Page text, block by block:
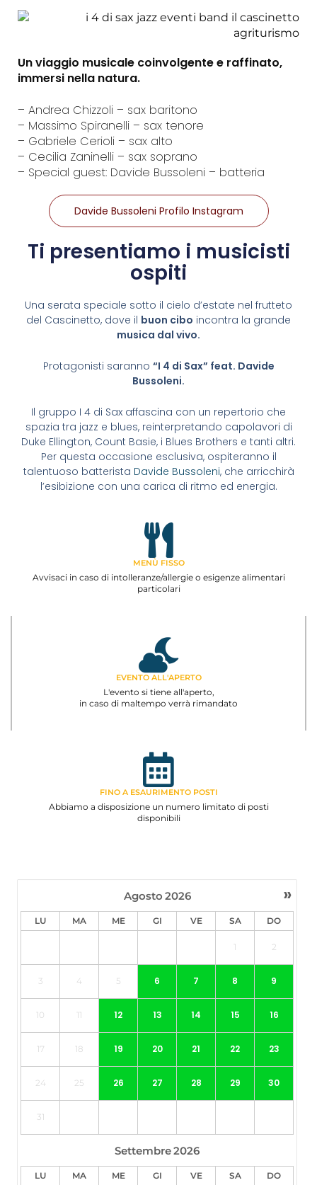
Un viaggio musicale coinvolgente e raffinato,
immersi nella natura.
– Andrea Chizzoli – sax baritono
– Massimo Spiranelli – sax tenore
– Gabriele Cerioli – sax alto
– Cecilia Zaninelli – sax soprano
– Special guest: Davide Bussoleni – batteria
Davide Bussoleni Profilo Instagram
Ti presentiamo i musicisti
ospiti
Una serata speciale sotto il cielo d’estate nel frutteto
del Cascinetto, dove il buon cibo incontra la grande
musica dal vivo.
Protagonisti saranno “I 4 di Sax” feat. Davide
Bussoleni.
Il gruppo I 4 di Sax affascina con un repertorio che
spazia tra jazz e blues, reinterpretando capolavori di
Duke Ellington, Count Basie, i Blues Brothers e tanti altri.
Per questa occasione esclusiva, ospiteranno il
talentuoso batterista Davide Bussoleni, che arricchirà
l’esibizione con una carica di ritmo ed energia.
MENÙ FISSO
Avvisaci in caso di intolleranze/allergie o esigenze alimentari
particolari
EVENTO ALL'APERTO
L'evento si tiene all'aperto,
in caso di maltempo verrà rimandato
FINO A ESAURIMENTO POSTI
Abbiamo a disposizione un numero limitato di posti
disponibili
»
Agosto 2026
LU MA ME GI VE SA DO
1 2
3 4 5 6 7 8 9
10 11 12 13 14 15 16
17 18 19 20 21 22 23
24 25 26 27 28 29 30
31
Settembre2026
LU MA ME GI VE SA DO